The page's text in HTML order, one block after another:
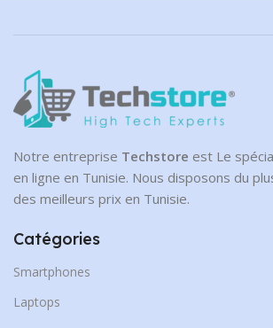
Notre entreprise Techstore est Le
en ligne en Tunisie. Nous disposons du
des meilleurs prix en Tunisie.
Catégories
Smartphones
Laptops